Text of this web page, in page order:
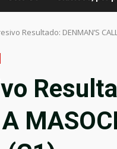
Resultado: DENMAN’S